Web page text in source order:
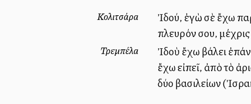
Κολιτσάρα
Ἰδού, ἐγὼ σὲ ἔχω
πλευρόν σου,
Τρεμπέλα
Ἰδοὺ ἔχω βάλει
ἔχω εἰπεῖ, ἀπὸ τὸ
δύο βασιλείων